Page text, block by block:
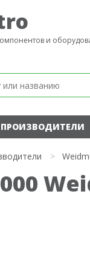
и
ПРОИЗВОДИТЕЛИ
>